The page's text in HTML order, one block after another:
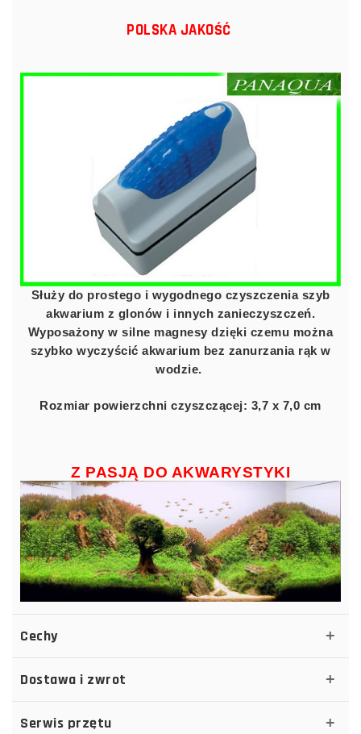
POLSKA JAKOŚĆ
Służy do prostego i wygodnego czyszczenia szyb
akwarium z glonów i innych zanieczyszczeń.
Wyposażony w silne magnesy dzięki czemu można
szybko wyczyścić akwarium bez zanurzania rąk w
wodzie.
Rozmiar powierzchni czyszczącej: 3,7 x 7,0 cm
Z PASJĄ DO AKWARYSTYKI
Cechy
Dostawa i zwrot
Serwis przętu